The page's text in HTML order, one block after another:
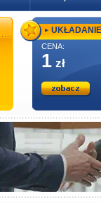
CENA:
1 zł